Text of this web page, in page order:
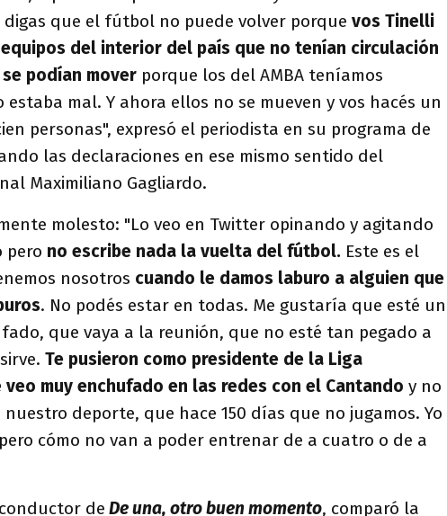
digas que el fútbol no puede volver porque vos Tinelli
del interior del país que no tenían circulación
podían mover porque los del AMBA teníamos
estaba mal. Y ahora ellos no se mueven y vos hacés un
personas", expresó el periodista en su programa de
las declaraciones en ese mismo sentido del
Maximiliano Gagliardo.
molesto: "Lo veo en Twitter opinando y agitando
pero no escribe nada la vuelta del fútbol. Este es el
nosotros cuando le damos laburo a alguien que
. No podés estar en todas. Me gustaría que esté un
que vaya a la reunión, que no esté tan pegado a
Te pusieron como presidente de la Liga
muy enchufado en las redes con el Cantando y no
deporte, que hace 150 días que no jugamos. Yo
cómo no van a poder entrenar de a cuatro o de a
de De una, otro buen momento, comparó la